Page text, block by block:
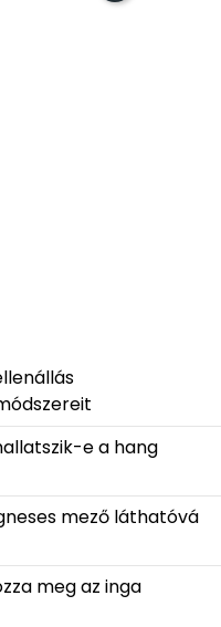
e a hang
mező láthatóvá
meg az inga